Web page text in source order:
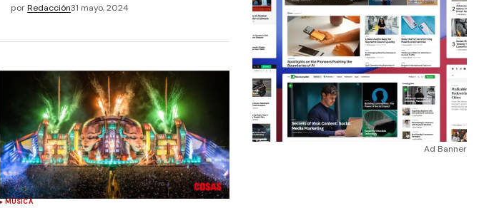
por Redacción31 mayo, 2024
MÚSICA
Ad Banner